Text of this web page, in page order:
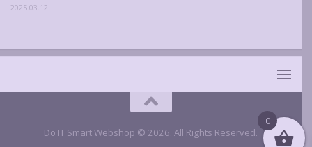
2025.03.12.
Do IT Smart Webshop © 2026. All Rights Reserved.
0